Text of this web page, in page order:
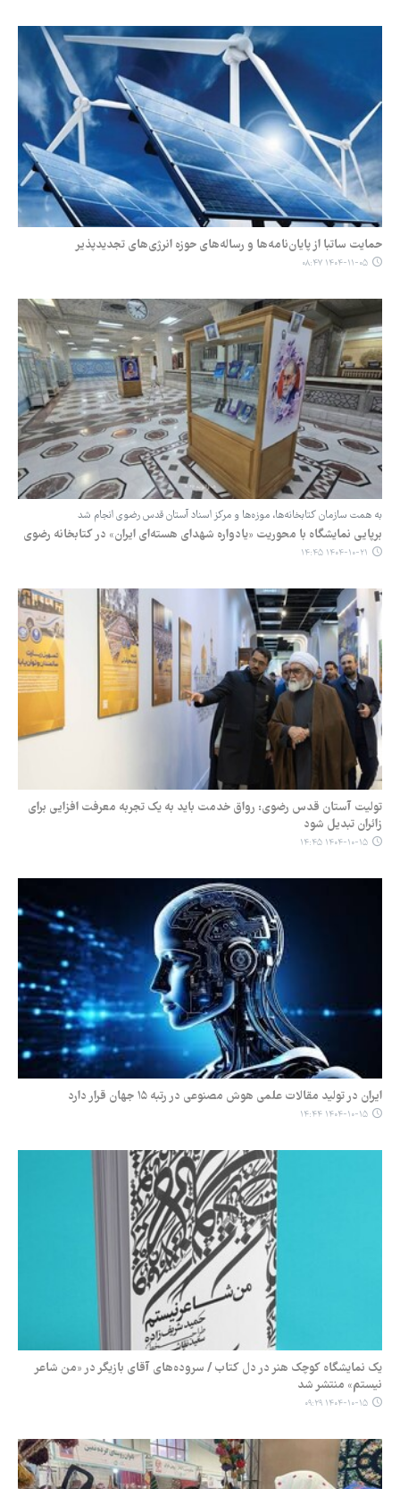
حمایت ساتبا از پایان‌نامه‌ها و رساله‌های حوزه انرژی‌های تجدیدپذیر
۱۴۰۴-۱۱-۰۵ ۰۸:۴۷
به همت سازمان کتابخانه‌ها، موزه‌ها و مرکز اسناد آستان قدس رضوی انجام شد
برپایی نمایشگاه با محوریت «یادواره شهدای هسته‌ای ایران» در کتابخانه رضوی
۱۴۰۴-۱۰-۲۱ ۱۴:۴۵
تولیت آستان قدس رضوی: رواق خدمت باید به یک تجربه معرفت افزایی برای
زائران تبدیل شود
۱۴۰۴-۱۰-۱۵ ۱۴:۴۵
ایران در تولید مقالات علمی هوش مصنوعی در رتبه ۱۵ جهان قرار دارد
۱۴۰۴-۱۰-۱۵ ۱۴:۴۴
یک نمایشگاه کوچک هنر در دل کتاب / سروده‌های آقای بازیگر در «من شاعر
نیستم» منتشر شد
۱۴۰۴-۱۰-۱۵ ۰۹:۲۹